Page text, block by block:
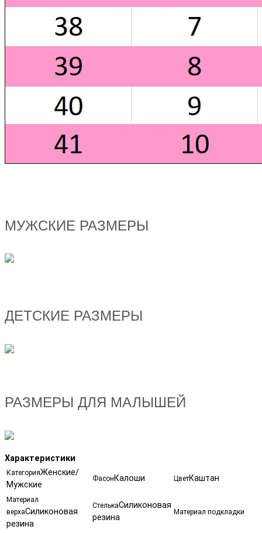
МУЖСКИЕ РАЗМЕРЫ
ДЕТСКИЕ РАЗМЕРЫ
РАЗМЕРЫ ДЛЯ МАЛЫШЕЙ
Характеристики
КатегорияЖенские/
Мужские
Фасон Калоши ЦветКаштан
Материал
верхаСиликоновая
резина
СтелькаСиликоновая
резина
Материал подкладки